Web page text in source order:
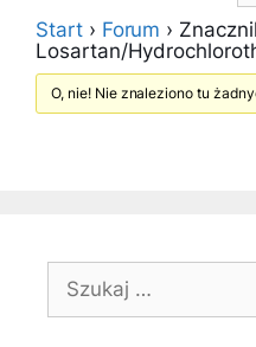
Start › Forum ›
Losartan/
O, nie! Nie znaleziono tu
Szukaj: